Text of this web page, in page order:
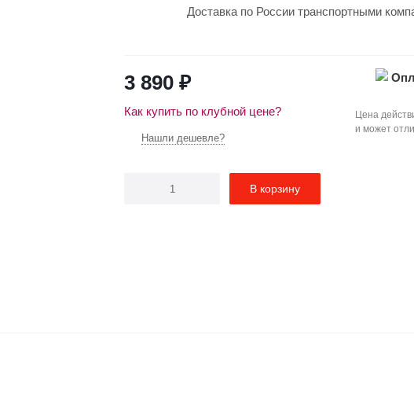
Доставка по России транспортными
3 890 ₽
Как купить по клубной цене?
Нашли дешевле?
В корзину
Цена
и может